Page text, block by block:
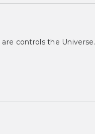
controls the Universe.